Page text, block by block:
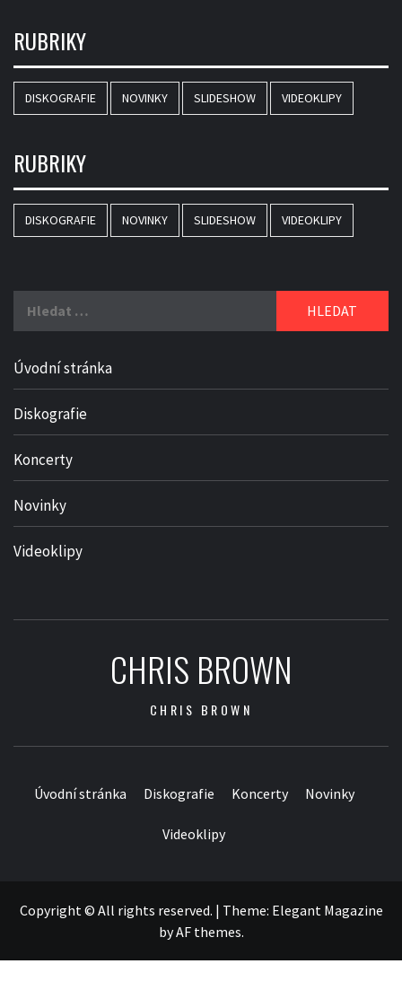
RUBRIKY
DISKOGRAFIE NOVINKY SLIDESHOW VIDEOKLIPY
RUBRIKY
DISKOGRAFIE NOVINKY SLIDESHOW VIDEOKLIPY
Úvodní stránka
Diskografie
Koncerty
Novinky
Videoklipy
CHRIS BROWN
CHRIS BROWN
Úvodní stránka Diskografie Koncerty Novinky
Videoklipy
Copyright © All rights reserved. | Theme: Elegant Magazine
byAF themes.